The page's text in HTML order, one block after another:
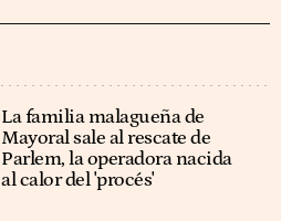
La familia malagueña de
Mayoral sale al rescate de
Parlem, la operadora nacida
al calor del 'procés'